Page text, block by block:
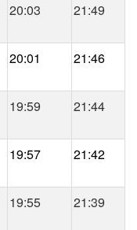
20:03 21:49
20:01 21:46
19:59 21:44
19:57 21:42
19:55 21:39